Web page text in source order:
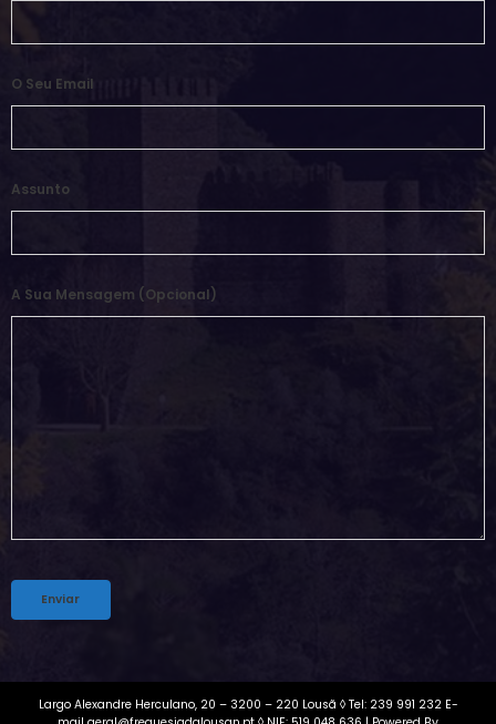
O Seu Email
Assunto
A Sua Mensagem (opcional)
Largo Alexandre Herculano, 20 – 3200 – 220 Lousã ◊ Tel: 239 991 232 E-